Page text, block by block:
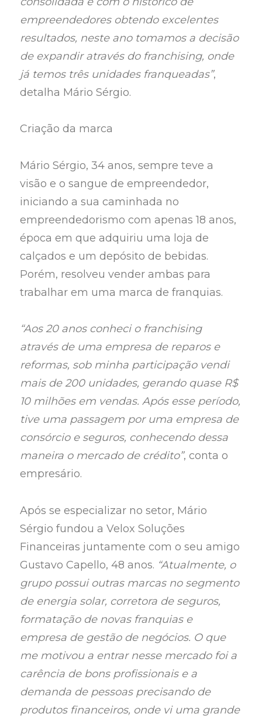
empreendedores obtendo excelentes
resultados, neste ano tomamos a decisão
de expandir através do franchising, onde
já temos três unidades franqueadas”,
detalha Mário Sérgio.
Criação da marca
Mário Sérgio, 34 anos, sempre teve a
visão e o sangue de empreendedor,
iniciando a sua caminhada no
empreendedorismo com apenas 18 anos,
época em que adquiriu uma loja de
calçados e um depósito de bebidas.
Porém, resolveu vender ambas para
trabalhar em uma marca de franquias.
“Aos 20 anos conheci o franchising
através de uma empresa de reparos e
reformas, sob minha participação vendi
mais de 200 unidades, gerando quase R$
10 milhões em vendas. Após esse período,
tive uma passagem por uma empresa de
consórcio e seguros, conhecendo dessa
maneira o mercado de crédito”, conta o
empresário.
Após se especializar no setor, Mário
Sérgio fundou a Velox Soluções
Financeiras juntamente com o seu amigo
Gustavo Capello, 48 anos. “Atualmente, o
grupo possui outras marcas no segmento
de energia solar, corretora de seguros,
formatação de novas franquias e
empresa de gestão de negócios. O que
me motivou a entrar nesse mercado foi a
carência de bons profissionais e a
demanda de pessoas precisando de
produtos financeiros, onde vi uma grande